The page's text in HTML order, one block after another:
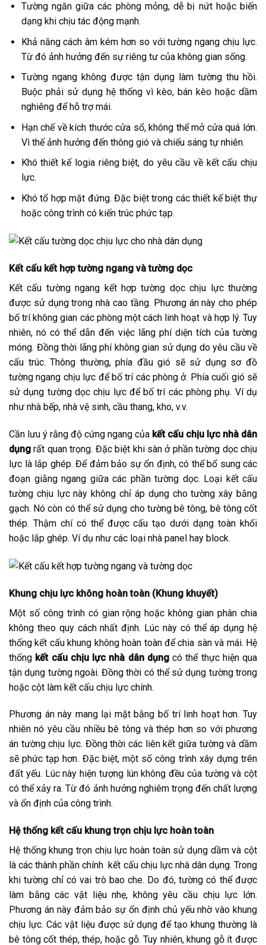
Tường ngăn giữa các phòng mỏng, dễ bị nứt hoặc biến
dạng khi chịu tác động mạnh.
Khả năng cách âm kém hơn so với tường ngang chịu lực.
Từ đó ảnh hưởng đến sự riêng tư của không gian sống.
Tường ngang không được tận dụng làm tường thu hồi.
Buộc phải sử dụng hệ thống vì kèo, bán kèo hoặc dầm
nghiêng để hỗ trợ mái.
Hạn chế về kích thước cửa sổ, không thể mở cửa quá lớn.
Vì thế ảnh hưởng đến thông gió và chiếu sáng tự nhiên.
Khó thiết kế logia riêng biệt, do yêu cầu về kết cấu chịu
lực.
Khó tổ hợp mặt đứng. Đặc biệt trong các thiết kế biệt thự
hoặc công trình có kiến trúc phức tạp.
Kết cấu kết hợp tường ngang và tường dọc
Kết cấu tường ngang kết hợp tường dọc chịu lực thường
được sử dụng trong nhà cao tầng. Phương án này cho phép
bố trí không gian các phòng một cách linh hoạt và hợp lý. Tuy
nhiên, nó có thể dẫn đến việc lãng phí diện tích của tường
móng. Đồng thời lãng phí không gian sử dụng do yêu cầu về
cấu trúc. Thông thường, phía đầu gió sẽ sử dụng sơ đồ
tường ngang chịu lực để bố trí các phòng ở. Phía cuối gió sẽ
sử dụng tường dọc chịu lực để bố trí các phòng phụ. Ví dụ
như nhà bếp, nhà vệ sinh, cầu thang, kho, v.v.
Cần lưu ý rằng độ cứng ngang của kết cấu chịu lực nhà dân
dụng rất quan trọng. Đặc biệt khi sàn ở phần tường dọc chịu
lực là lắp ghép. Để đảm bảo sự ổn định, có thể bổ sung các
đoạn giằng ngang giữa các phần tường dọc. Loại kết cấu
tường chịu lực này không chỉ áp dụng cho tường xây bằng
gạch. Nó còn có thể sử dụng cho tường bê tông, bê tông cốt
thép. Thậm chí có thể được cấu tạo dưới dạng toàn khối
hoặc lắp ghép. Ví dụ như các loại nhà panel hay block.
Khung chịu lực không hoàn toàn (Khung khuyết)
Một số công trình có gian rộng hoặc không gian phân chia
không theo quy cách nhất định. Lúc này có thể áp dụng hệ
thống kết cấu khung không hoàn toàn để chia sàn và mái. Hệ
thống kết cấu chịu lực nhà dân dụng có thể thực hiện qua
tận dụng tường ngoài. Đồng thời có thể sử dụng tường trong
hoặc cột làm kết cấu chịu lực chính.
Phương án này mang lại mặt bằng bố trí linh hoạt hơn. Tuy
nhiên nó yêu cầu nhiều bê tông và thép hơn so với phương
án tường chịu lực. Đồng thời các liên kết giữa tường và dầm
sẽ phức tạp hơn. Đặc biệt, một số công trình xây dựng trên
đất yếu. Lúc này hiện tượng lún không đều của tường và cột
có thể xảy ra. Từ đó ảnh hưởng nghiêm trọng đến chất lượng
và ổn định của công trình.
Hệ thống kết cấu khung trọn chịu lực hoàn toàn
Hệ thống khung trọn chịu lực hoàn toàn sử dụng dầm và cột
là các thành phần chính kết cấu chịu lực nhà dân dụng. Trong
khi tường chỉ có vai trò bao che. Do đó, tường có thể được
làm bằng các vật liệu nhẹ, không yêu cầu chịu lực lớn.
Phương án này đảm bảo sự ổn định chủ yếu nhờ vào khung
chịu lực. Các vật liệu được sử dụng để tạo khung thường là
bê tông cốt thép, thép, hoặc gỗ. Tuy nhiên, khung gỗ ít được